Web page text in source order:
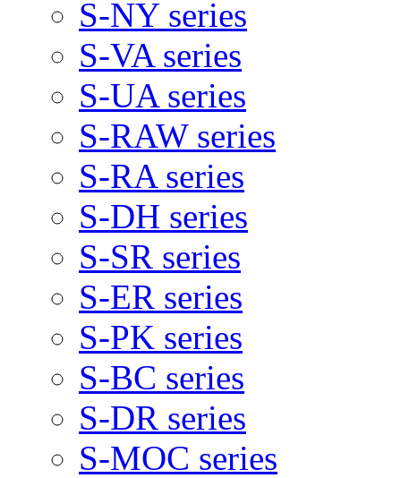
S-NY series
S-VA series
S-UA series
S-RAW series
S-RA series
S-DH series
S-SR series
S-ER series
S-PK series
S-BC series
S-DR series
S-MOC series